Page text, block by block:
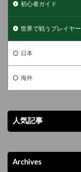
初心者ガイド
世界で戦うプレイヤー
日本
海外
人気記事
Archives